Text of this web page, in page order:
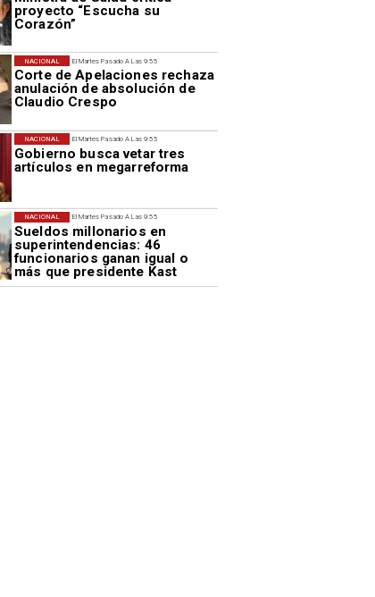
proyecto “Escucha su
Corazón”
El Martes Pasado A Las 9:55
Corte de Apelaciones rechaza
anulación de absolución de
Claudio Crespo
NACIONAL
El Martes Pasado A Las 9:55
Gobierno busca vetar tres
artículos en megarreforma
NACIONAL
El Martes Pasado A Las 9:55
Sueldos millonarios en
superintendencias: 46
funcionarios ganan igual o
más que presidente Kast
NACIONAL